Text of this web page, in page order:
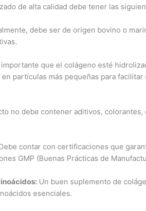
de alta calidad debe tener las
debe ser de origen bovino o
importante que el colágeno esté
partículas más pequeñas para
no debe contener aditivos,
contar con certificaciones que
GMP (Buenas Prácticas de
: Un buen suplemento de
esenciales.